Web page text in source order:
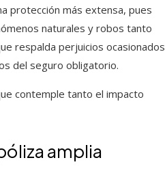
protección más extensa, pues
naturales y robos tanto
respalda perjuicios ocasionados
del seguro obligatorio.
contemple tanto el impacto
amplia